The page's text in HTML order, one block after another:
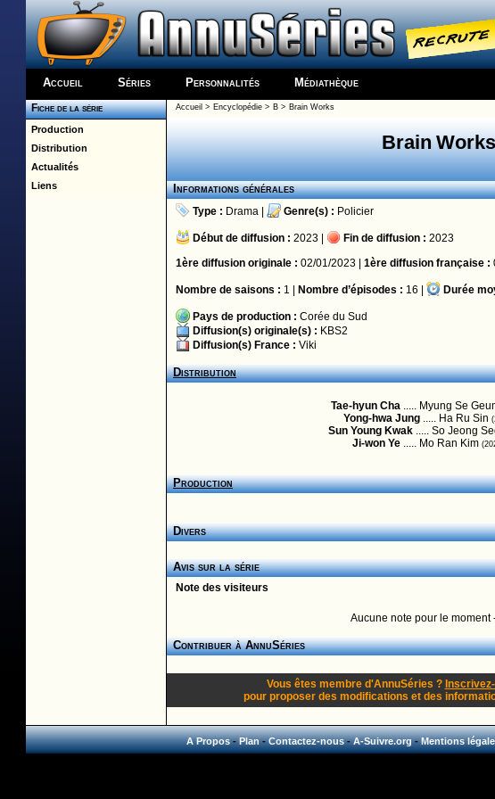
Accueil Séries Personnalités Médiathèque
Fiche de la série
Production
Distribution
Actualités
Liens
Accueil > Encyclopédie> B> Brain Works
Brain Works
Informations générales
Type : Drama Genre(s) : Policier
Début de diffusion : 2023 | Fin de diffusion : 2023
1ère diffusion originale : 02/01/2023 | 1ère diffusion française :
Nombre de saisons : 1 | Nombre d’épisodes : 16 | Durée
Pays de production : Corée du Sud
Diffusion(s) originale(s) : KBS2
Diffusion(s) France : Viki
Distribution
Tae-hyun Cha ..... Myung Se
Yong-hwa Jung..... Ha Ru Sin
Sun Young Kwak ..... So Jeong
Ji-won Ye ..... Mo Ran Kim
Production
Divers
Avis sur la série
Note des visiteurs
Aucune note pour le moment
Contribuer à AnnuSéries
Vous êtes membre d'AnnuSéries ?
pour proposer des modifications et des
A Propos-Plan-Contactez-nous-A-Suivre.org-Mentions